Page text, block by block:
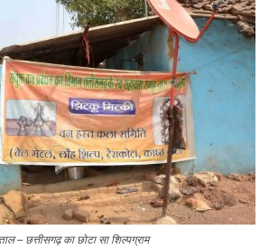
– छत्तीसगढ़ का छोटा सा शिल्पग्राम